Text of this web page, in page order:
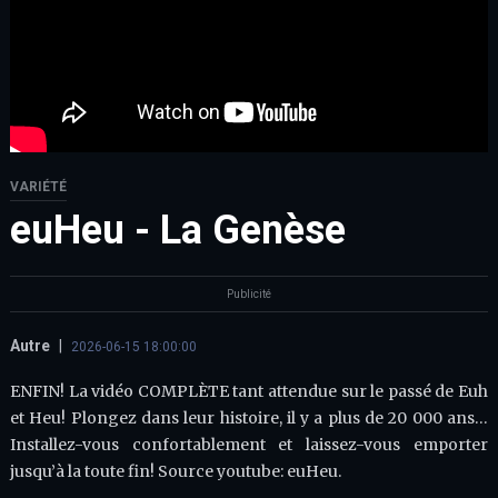
VARIÉTÉ
euHeu - La Genèse
Publicité
Autre 2026-06-15 18:00:00
ENFIN! La vidéo COMPLÈTE tant attendue sur le passé de Euh
et Heu! Plongez dans leur histoire, il y a plus de 20 000 ans…
Installez-vous confortablement et laissez-vous emporter
jusqu’à la toute fin! Source youtube: euHeu.